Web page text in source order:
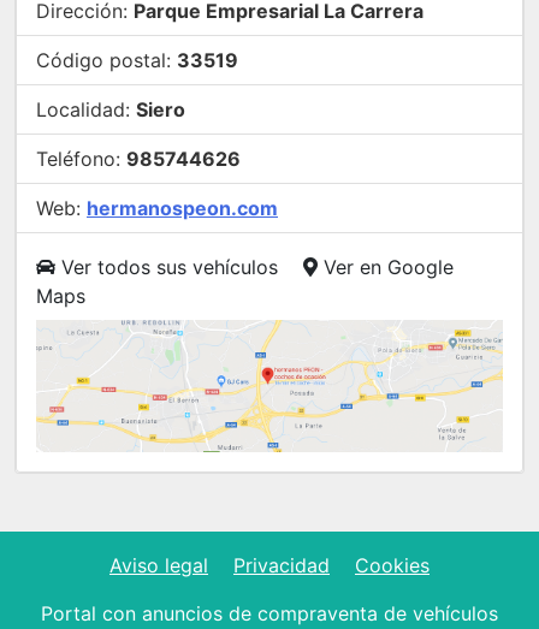
Dirección: Parque Empresarial La Carrera
Código postal: 33519
Localidad: Siero
Teléfono: 985744626
Web: hermanospeon.com
Ver todos sus vehículos
Ver en Google
Maps
Aviso legal Privacidad
Cookies
Portal con anuncios de compraventa de vehículos